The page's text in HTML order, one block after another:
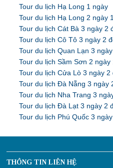
Tour du lịch Hạ Long 1 ngày
Tour du lịch Hạ Long 2 ngày
Tour du lịch Cát Bà 3 ngày 2
Tour du lịch Cô Tô 3 ngày 2
Tour du lịch Quan Lạn 3
Tour du lịch Sầm Sơn 2 ngày
Tour du lịch Cửa Lò 3 ngày 2
Tour du lịch Đà Nẵng 3 ngày
Tour du lịch Nha Trang 3
Tour du lịch Đà Lạt 3 ngày 2
Tour du lịch Phú Quốc 3
THÔNG TIN LIÊN HỆ